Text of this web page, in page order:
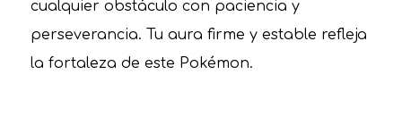
cualquier obstáculo con paciencia y
perseverancia. Tu aura firme y estable refleja
la fortaleza de este Pokémon.